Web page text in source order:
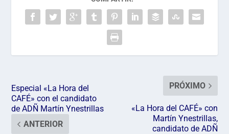
Especial «La Hora del
CAFÉ» con el candidato
de ADÑ Martín Ynestrillas
ANTERIOR
PRÓXIMO
«La Hora del CAFÉ» con
Martín Ynestrillas,
candidato de ADÑ